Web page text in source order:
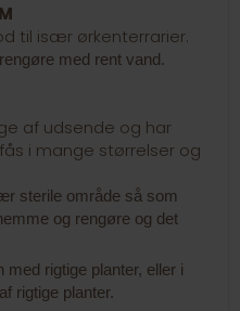
til især ørkenterrarier.
med rent vand.
af udsende og har
i mange størrelser og
sterile område så som
og rengøre og det
rigtige planter, eller i
rigtige planter.